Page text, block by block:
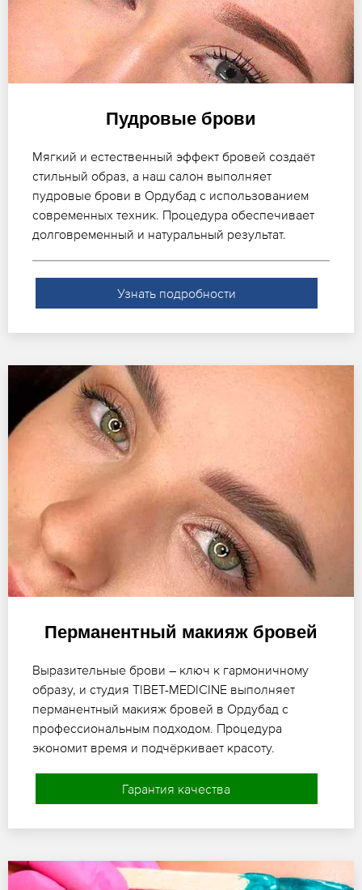
Пудровые брови
Мягкий и естественный эффект бровей создаёт
стильный образ, а наш салон выполняет
пудровые брови в Ордубад с использованием
современных техник. Процедура обеспечивает
долговременный и натуральный результат.
Узнать подробности
Перманентный макияж бровей
Выразительные брови – ключ к гармоничному
образу, и студия TIBET-MEDICINE выполняет
перманентный макияж бровей в Ордубад с
профессиональным подходом. Процедура
экономит время и подчёркивает красоту.
Гарантия качества